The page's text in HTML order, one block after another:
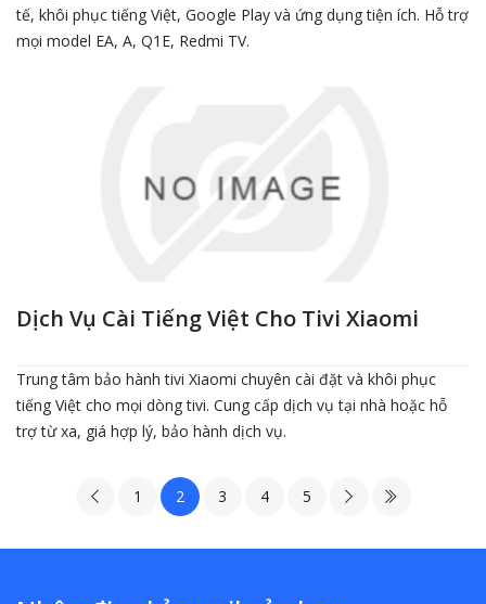
tế, khôi phục tiếng Việt, Google Play và ứng dụng tiện ích. Hỗ trợ
mọi model EA, A, Q1E, Redmi TV.
Dịch Vụ Cài Tiếng Việt Cho Tivi Xiaomi
Trung tâm bảo hành tivi Xiaomi chuyên cài đặt và khôi phục
tiếng Việt cho mọi dòng tivi. Cung cấp dịch vụ tại nhà hoặc hỗ
trợ từ xa, giá hợp lý, bảo hành dịch vụ.
1 2 3 4 5